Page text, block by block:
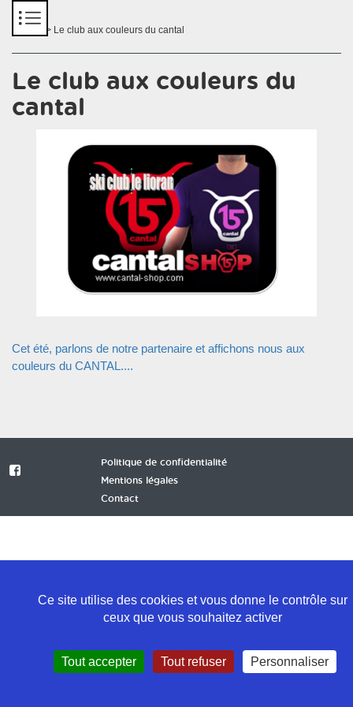
> Le club aux couleurs du cantal
Le club aux couleurs du
cantal
Cet été, parlons de notre partenaire et affichons nous aux
couleurs du CANTAL....
Politique de confidentialité
Mentions légales
Contact
Ce site utilise des cookies et vous donne le contrôle sur
ceux que vous souhaitez activer
Tout accepter Tout refuser Personnaliser